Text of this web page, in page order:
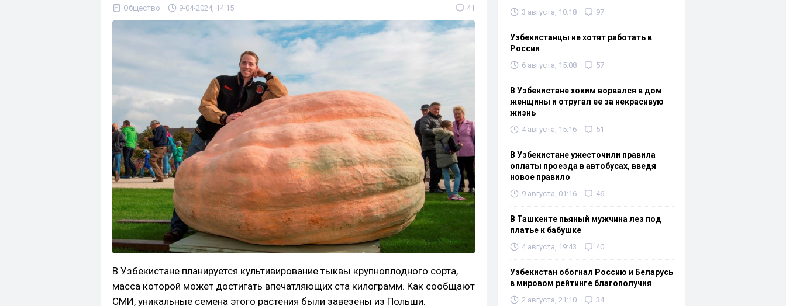
Общество 9-04-2024, 14:15 41
В Узбекистане планируется культивирование тыквы крупноплодного сорта,
масса которой может достигать впечатляющих ста килограмм. Как сообщают
СМИ, уникальные семена этого растения были завезены из Польши.
3 августа, 10:18 97
Узбекистанцы не хотят работать в
России
6 августа, 15:08 57
В Узбекистане хоким ворвался в дом
женщины и отругал ее за некрасивую
жизнь
4 августа, 15:16 51
В Узбекистане ужесточили правила
оплаты проезда в автобусах, введя
новое правило
9 августа, 01:16 46
В Ташкенте пьяный мужчина лез под
платье к бабушке
4 августа, 19:43 40
Узбекистан обогнал Россию и Беларусь
в мировом рейтинге благополучия
2 августа, 21:10 34